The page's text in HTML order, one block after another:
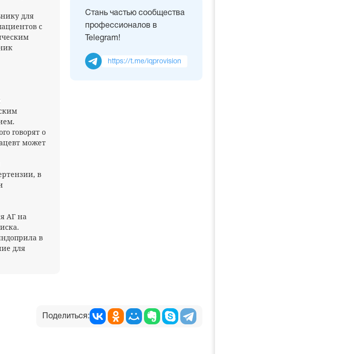
для
с
говорят о
может
в
АГ на
в
для
Стань частью сообщества
профессионалов в
Telegram!
https://t.me/iqprovision
Поделиться: